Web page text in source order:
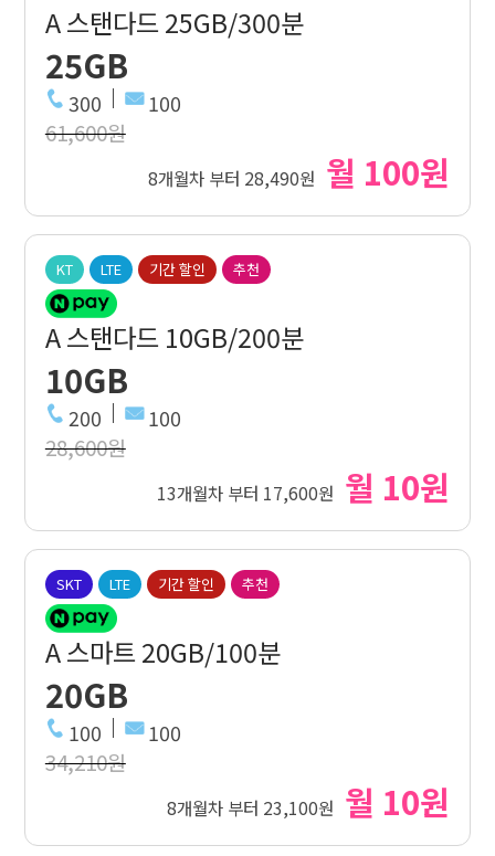
A 스탠다드 25GB/300분
25GB
300 100
61,600원
8개월차 부터 28,490원 월 100원
KT LTE 기간 할인 추천
A 스탠다드 10GB/200분
10GB
200 100
28,600원
13개월차 부터 17,600원 월 10원
SKT LTE 기간 할인 추천
A 스마트 20GB/100분
20GB
100 100
34,210원
8개월차 부터 23,100원 월 10원